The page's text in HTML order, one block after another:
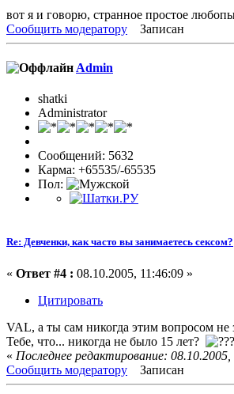
вот я и говорю, странное простое
Сообщить модератору
Записан
Admin
shatki
Administrator
Сообщений: 5632
Карма: +65535/-65535
Пол:
Re: Девченки, как часто вы занимаетесь сексом?
« Ответ #4 : 08.10.2005, 11:46:09 »
Цитировать
VAL, а ты сам никогда этим вопросом не
Тебе, что... никогда не было 15 лет?
« Последнее редактирование:
Сообщить модератору
Записан